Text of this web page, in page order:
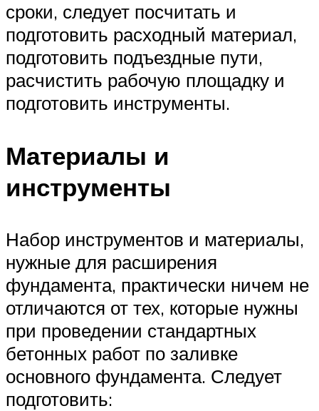
сроки, следует посчитать и
подготовить расходный материал,
подготовить подъездные пути,
расчистить рабочую площадку и
подготовить инструменты.
Материалы и
инструменты
Набор инструментов и материалы,
нужные для расширения
фундамента, практически ничем не
отличаются от тех, которые нужны
при проведении стандартных
бетонных работ по заливке
основного фундамента. Следует
подготовить: